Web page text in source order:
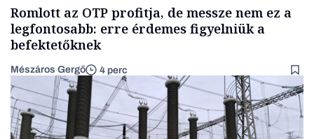
Romlott az OTP profitja, de messze nem ez a
legfontosabb: erre érdemes figyelniük a
befektetőknek
Mészáros Gergő 4 perc